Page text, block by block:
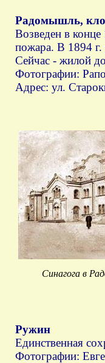
Радомышль,
Возведен в конце
пожара. В 1894
Сейчас - жилой
Фотографии:
Адрес: ул.
Синагога в
Ружин
Единственная
Фотографии: